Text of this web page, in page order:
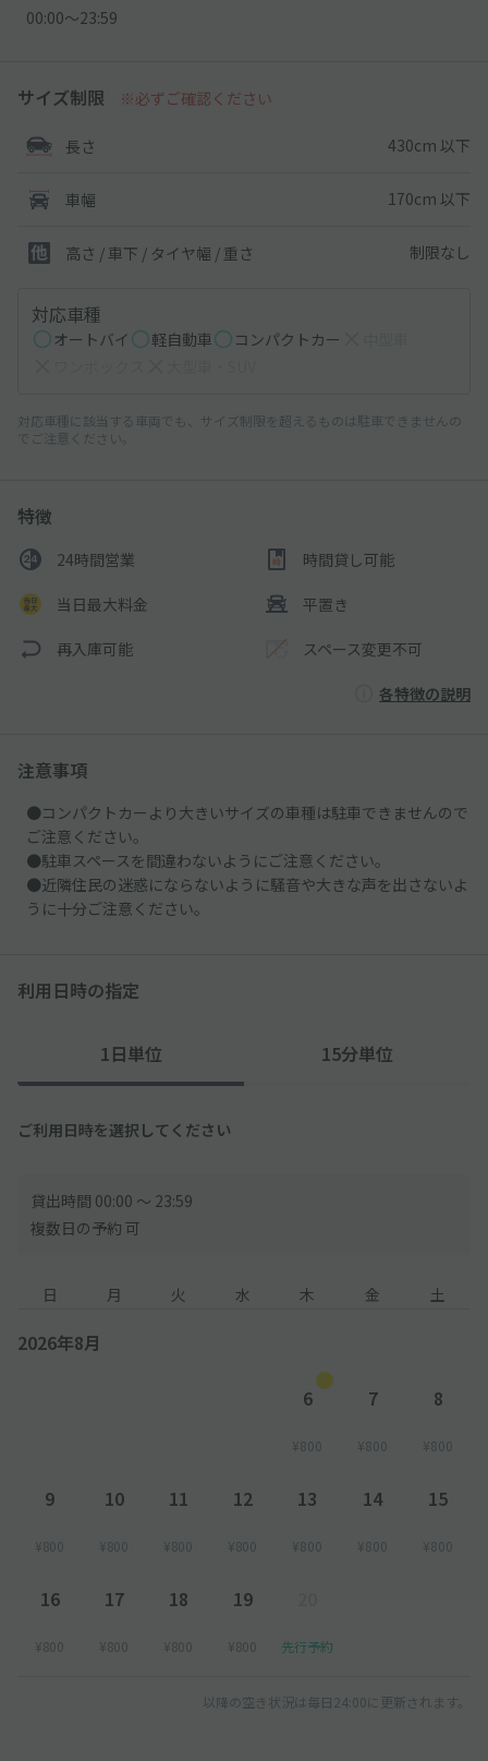
00:00〜23:59
サイズ制限 ※必ずご確認ください
長さ 430cm 以下
車幅 170cm 以下
高さ / 車下 / タイヤ幅 / 重さ 制限なし
対応車種
オートバイ 軽自動車 コンパクトカー
対応車種に該当する車両でも、サイズ制限を超えるものは駐車できませんの
でご注意ください。
特徴
24時間営業 時間貸し可能
当日最大料金 平置き
再入庫可能 スペース変更不可
各特徴の説明
注意事項
●コンパクトカーより大きいサイズの車種は駐車できませんので
ご注意ください。
●駐車スペースを間違わないようにご注意ください。
●近隣住民の迷惑にならないように騒音や大きな声を出さないよ
うに十分ご注意ください。
利用日時の指定
1日単位 15分単位
ご利用日時を選択してください
貸出時間 00:00 〜 23:59
複数日の予約 可
日 月 火 水 木 金 土
2026年8月
6
¥800
7
¥800
8
¥800
9
¥800
10
¥800
11
¥800
12
¥800
13
¥800
14
¥800
15
¥800
16
¥800
17
¥800
18
¥800
19
¥800 先行予約
以降の空き状況は毎日24:00に更新されます。